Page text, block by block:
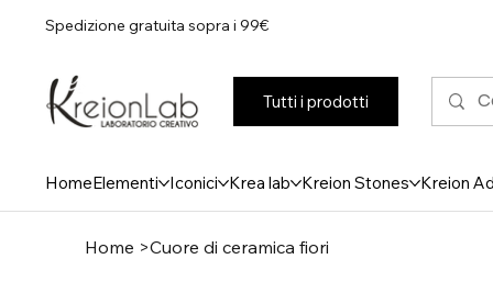
Spedizione gratuita sopra i 99€
Tutti i prodotti
HomeElementi Iconici Krea lab Kreion Stones Kreion
Home >Cuore di ceramica fiori